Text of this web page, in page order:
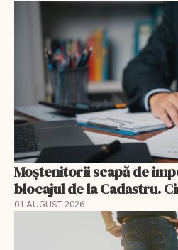
Moștenitorii scapă de
blocajul de la Cadastru.
01 AUGUST 2026